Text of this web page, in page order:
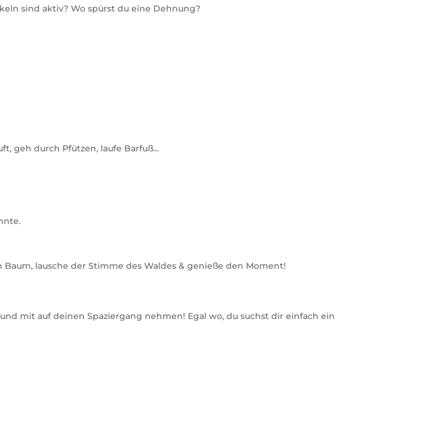
sind aktiv? Wo spürst du eine Dehnung?
geh durch Pfützen, laufe Barfuß…
lausche der Stimme des Waldes & genieße den Moment!
mit auf deinen Spaziergang nehmen! Egal wo, du suchst dir einfach ein